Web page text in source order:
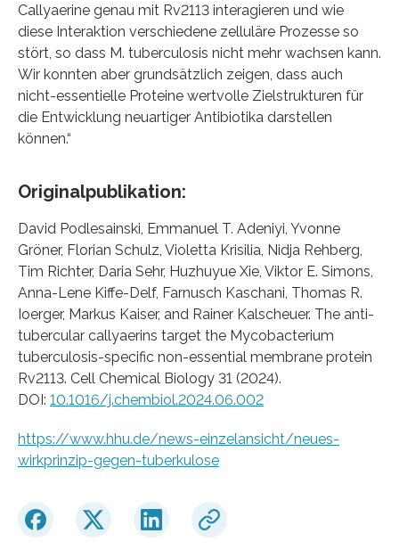
Callyaerine genau mit Rv2113 interagieren und wie
diese Interaktion verschiedene zelluläre Prozesse so
stört, so dass M. tuberculosis nicht mehr wachsen kann.
Wir konnten aber grundsätzlich zeigen, dass auch
nicht-essentielle Proteine wertvolle Zielstrukturen für
die Entwicklung neuartiger Antibiotika darstellen
können.“
Originalpublikation:
David Podlesainski, Emmanuel T. Adeniyi, Yvonne
Gröner, Florian Schulz, Violetta Krisilia, Nidja Rehberg,
Tim Richter, Daria Sehr, Huzhuyue Xie, Viktor E. Simons,
Anna-Lene Kiffe-Delf, Farnusch Kaschani, Thomas R.
Ioerger, Markus Kaiser, and Rainer Kalscheuer. The anti-
tubercular callyaerins target the Mycobacterium
tuberculosis-specific non-essential membrane protein
Rv2113. Cell Chemical Biology 31 (2024).
DOI: 10.1016/j.chembiol.2024.06.002
https://www.hhu.de/news-einzelansicht/neues-
wirkprinzip-gegen-tuberkulose